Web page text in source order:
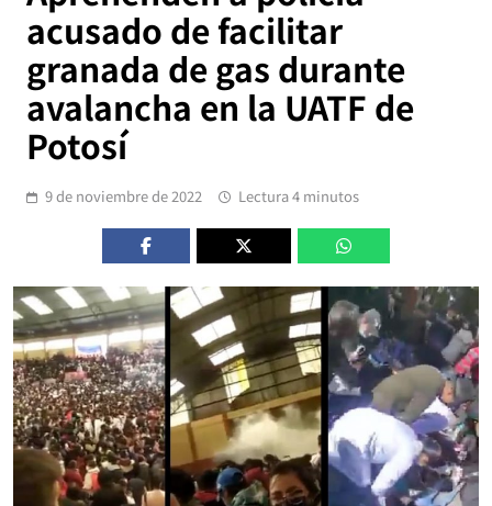
acusado de facilitar
granada de gas durante
avalancha en la UATF de
Potosí
9 de noviembre de 2022 Lectura 4 minutos